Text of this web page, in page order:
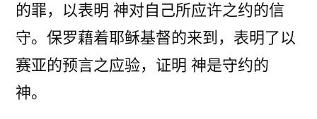
的罪，以表明 神对自己所应许之约的信
守。保罗藉着耶稣基督的来到，表明了以
赛亚的预言之应验，证明 神是守约的
神。